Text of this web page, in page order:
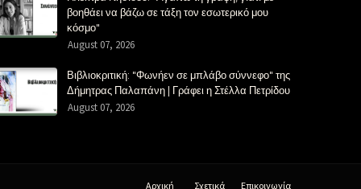
βοηθάει να βάζω σε τάξη τον εσωτερικό μου
κόσμο"
August 07, 2026
Βιβλιοκριτική: "Φωνήεν σε μπλάβο σύννεφο" της
Δήμητρας Παλαπάνη | Γράφει η Στέλλα Πετρίδου
August 07, 2026
Αρχική Σχετικά Επικοινωνία